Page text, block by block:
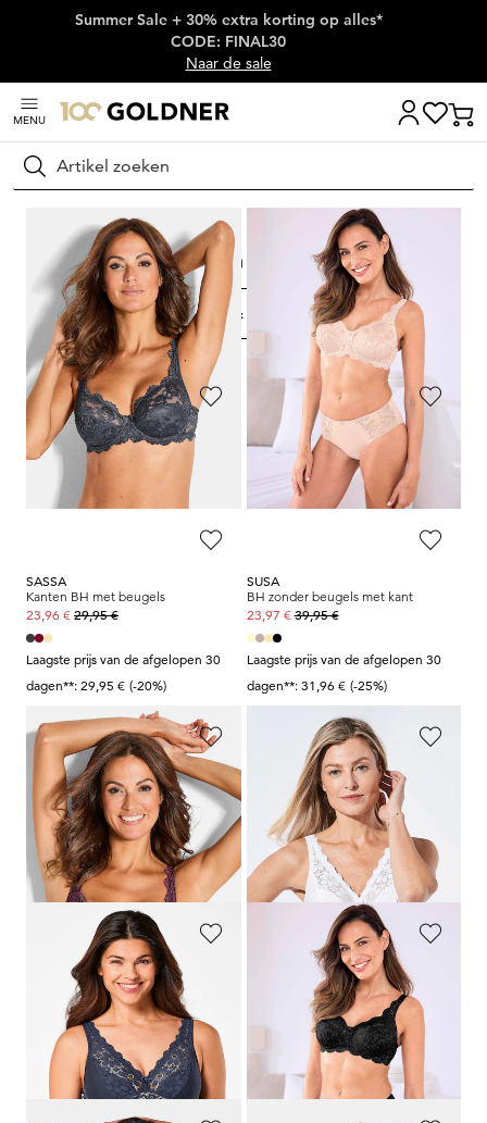
Skip naar hoofdinhoud
Summer Sale + 30% extra korting op alles*
CODE: FINAL30
Naar de sale
MENU
Zoeken
Thuis Lingerie & badmode Kanten beha's
Kanten beha's
17 artikelen
FILTER & SORTEREN
TRIUMPH
Kanten BH met beugels
SASSA
Kanten BH met beugels
SASSA
Kanten BH met beugels
23,96 € 29,95 €
Laagste prijs van de afgelopen 30
dagen**: 29,95 € (-20%)
SUSA
BH zonder beugels met kant
23,97 €39,95 €
Laagste prijs van de afgelopen 30
dagen**: 31,96 € (-25%)
SASSA
Kanten BH met beugels
23,96 €29,95 €
Laagste prijs van de afgelopen 30
dagen**: 29,95 € (-20%)
MISS MARY
49,49 €54,99 €
Laagste prijs van de afgelopen 30
dagen**: 54,99 € (-10%)
MISS MARY
49,49 €54,99 €
Laagste prijs van de afgelopen 30
dagen**: 54,99 € (-10%)
BH zonder beugels met kant
39,95 €
Laagste prijs van de afgelopen 30
dagen**: 31,96 €
(-25%)